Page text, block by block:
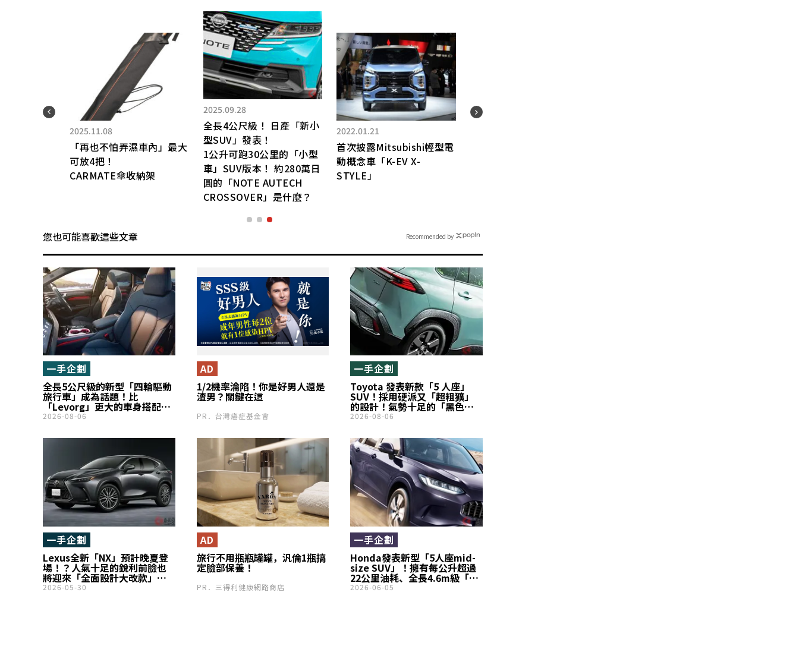
2025.11.08
「再也不怕弄濕車內」最大
可放4把！
CARMATE傘收納架
2025.09.28
全長4公尺級！ 日產「新小
型SUV」發表！
1公升可跑30公里的「小型
車」SUV版本！ 約280萬日
圓的「NOTE AUTECH
CROSSOVER」是什麼？
2022.01.21
首次披露Mitsubishi輕型電
動概念車「K-EV X-
STYLE」
您也可能喜歡這些文章
全長5公尺級的新型「四輪驅動
旅行車」成為話題！比
「Levorg」更大的車身搭配
「272匹馬力」引擎，網友表示
性看起來很高」！關注
一手企劃
2026-08-06
1/2機率淪陷！你是好男人還是
渣男？關鍵在這
AD
PR．台灣癌症基金會
Toyota 發表新款「5 人座」
SUV！採用硬派又「超粗獷」
的設計！氣勢十足的「黑色」
雙色車身也超帥！高 CP 值同樣
Z「Adventure」備受矚目！
一手企劃
2026-08-06
Lexus全新「NX」預計晚夏登
場！？人氣十足的銳利前臉也
將迎來「全面設計大改款」？
睽違5年的大幅升級，身為品牌
一手企劃
2026-05-30
旅行不用瓶瓶罐罐，汎倫1瓶搞
定臉部保養！
AD
PR．三得利健康網路商店
Honda發表新型「5人座mid-
size SUV」！擁有每公升超過
22公里油耗、全長4.6m級「流
線造型」！還有如sedan般的
一手企劃
2026-06-05
Recommended by